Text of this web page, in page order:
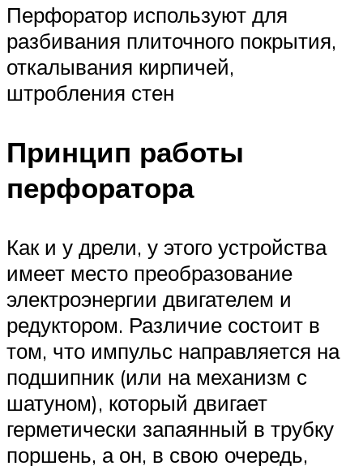
Перфоратор используют для
разбивания плиточного покрытия,
откалывания кирпичей,
штробления стен
Принцип работы
перфоратора
Как и у дрели, у этого устройства
имеет место преобразование
электроэнергии двигателем и
редуктором. Различие состоит в
том, что импульс направляется на
подшипник (или на механизм с
шатуном), который двигает
герметически запаянный в трубку
поршень, а он, в свою очередь,